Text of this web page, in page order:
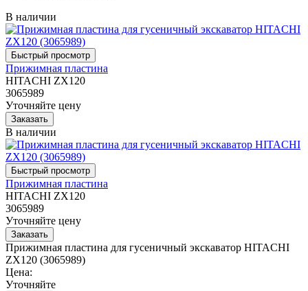
В наличии
Прижимная пластина
HITACHI ZX120
3065989
Уточняйте цену
В наличии
Прижимная пластина
HITACHI ZX120
3065989
Уточняйте цену
Прижимная пластина для гусеничный экскаватор HITACHI
ZX120 (3065989)
Цена:
Уточняйте